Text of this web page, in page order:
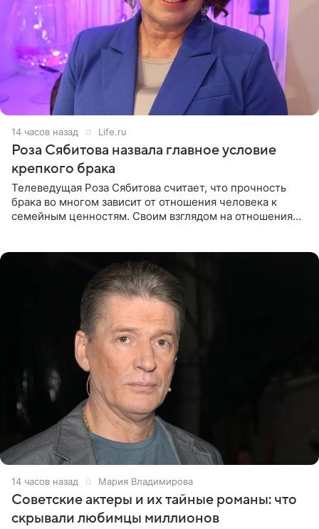
14 часов назад Life.ru
Роза Сябитова назвала главное условие
крепкого брака
Телеведущая Роза Сябитова считает, что прочность
брака во многом зависит от отношения человека к
семейным ценностям. Своим взглядом на отношения
14 часов назад Мария Владимирова
Советские актеры и их тайные романы: что
скрывали любимцы миллионов